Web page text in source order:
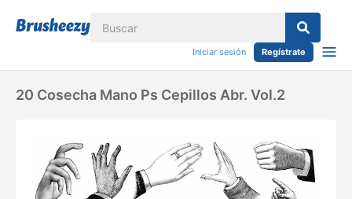
Iniciar sesión Regístrate
20 Cosecha Mano Ps Cepillos Abr. Vol.2